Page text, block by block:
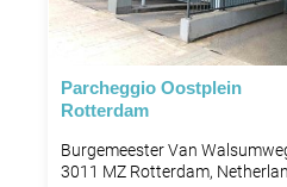
P
Parcheggio Oostplein
Rotterdam
Burgemeester Van
3011 MZ Rotterdam,